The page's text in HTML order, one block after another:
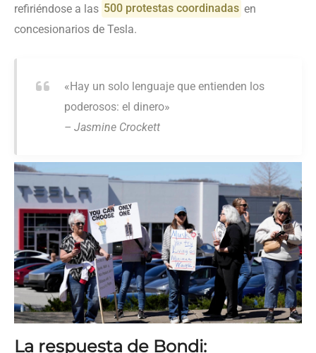
refiriéndose a las 500 protestas coordinadas en
concesionarios de Tesla.
«Hay un solo lenguaje que entienden los
poderosos: el dinero»
– Jasmine Crockett
La respuesta de Bondi: